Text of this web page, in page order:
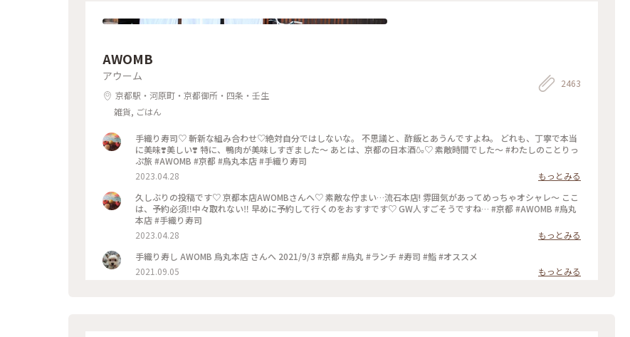
AWOMB
アウーム
京都駅・河原町・京都御所・四条・壬生
雑貨, ごはん
2463
手織り寿司♡ 斬新な組み合わせ♡絶対自分ではしないな。 不思議と、酢飯とあうんですよね。 どれも、丁寧で本当
に美味❣️美しい❣️ 特に、鴨肉が美味しすぎました〜 あとは、京都の日本酒🍶♡ 素敵時間でした〜 #わたしのことりっ
ぷ旅 #AWOMB #京都 #烏丸本店 #手織り寿司
2023.04.28
もっとみる
久しぶりの投稿です♡ 京都本店AWOMBさんへ♡ 素敵な佇まい…流石本店! 雰囲気があってめっちゃオシャレ〜 ここ
は、予約必須‼︎中々取れない‼︎ 早めに予約して行くのをおすすです♡ GW人すごそうですね… #京都 #AWOMB #烏丸
本店 #手織り寿司
2023.04.28
もっとみる
手織り寿し AWOMB 烏丸本店 さんへ 2021/9/3 #京都 #烏丸 #ランチ #寿司 #鮨 #オススメ
2021.09.05
もっとみる